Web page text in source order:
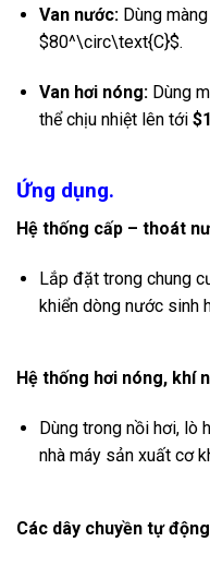
Van nước:Dùng
$80^\circ\text{C}$.
Van hơi nóng:Dùng
thể chịu nhiệt lên tới
Ứng dụng.
Hệ thống cấp – thoát
Lắp đặt trong chung
khiển dòng nước sinh
Hệ thống hơi nóng, khí
Dùng trong nồi hơi, lò
nhà máy sản xuất cơ
Các dây chuyền tự